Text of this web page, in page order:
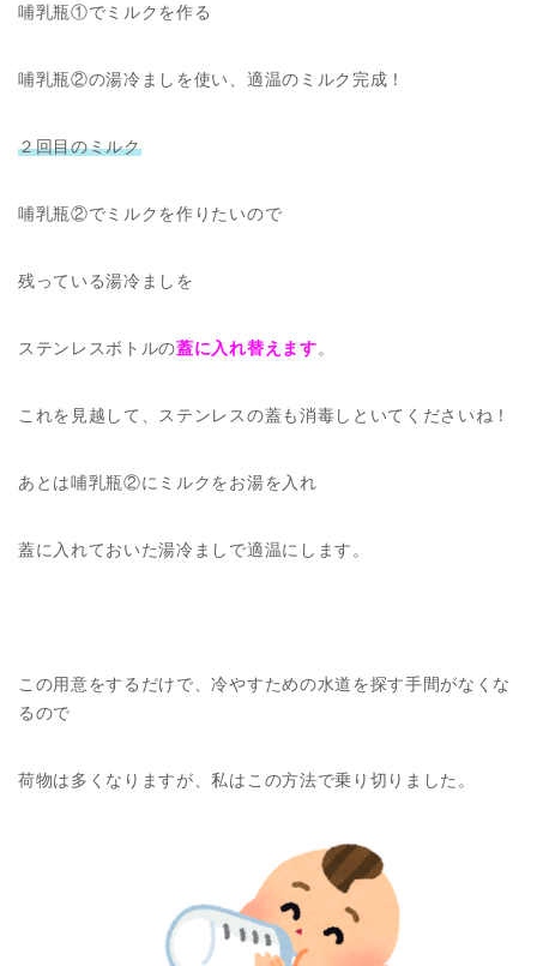
哺乳瓶①でミルクを作る
哺乳瓶②の湯冷ましを使い、適温のミルク完成！
２回目のミルク
哺乳瓶②でミルクを作りたいので
残っている湯冷ましを
ステンレスボトルの蓋に入れ替えます 。
これを見越して、ステンレスの蓋も消毒しといてくださいね！
あとは哺乳瓶②にミルクをお湯を入れ
蓋に入れておいた湯冷ましで適温にします。
この用意をするだけで、冷やすための水道を探す手間がなくな
るので
荷物は多くなりますが、私はこの方法で乗り切りました。